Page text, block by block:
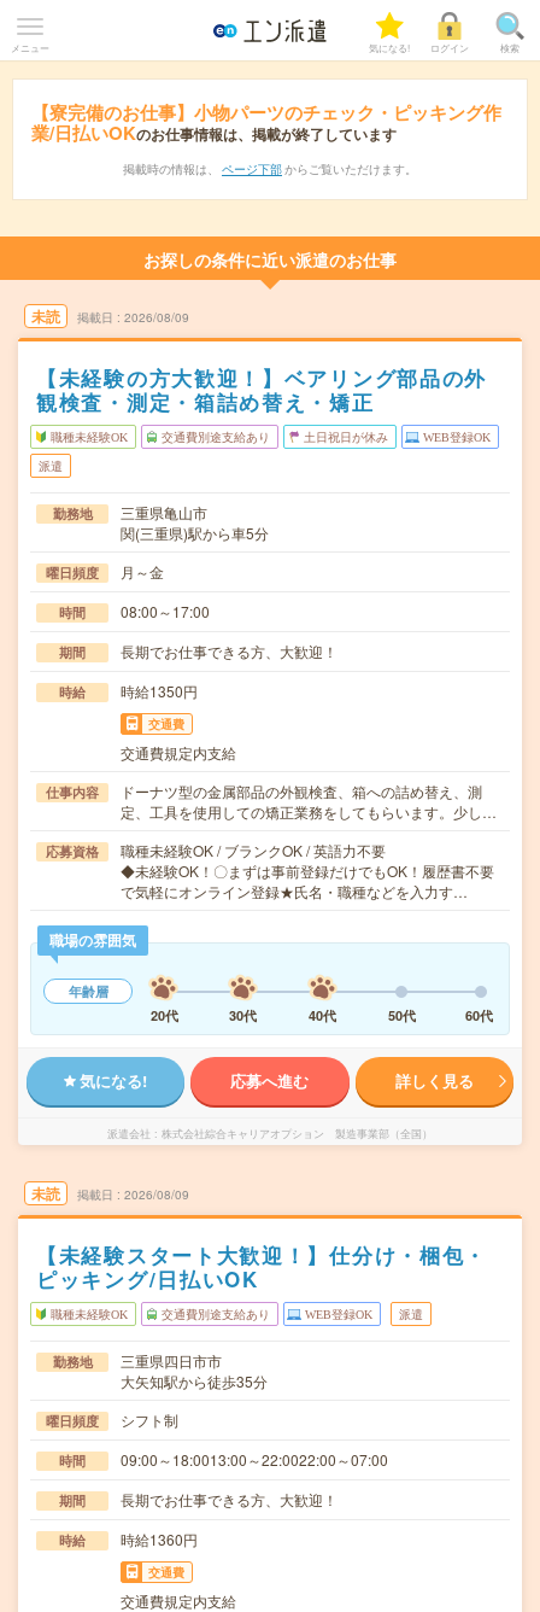
メニュー 気になる! ログイン 検索
【寮完備のお仕事】小物パーツのチェック・ピッキング作
業/日払いOKのお仕事情報は、掲載が終了しています
掲載時の情報は、 ページ下部 からご覧いただけます。
お探しの条件に近い派遣のお仕事
未読 掲載日 2026/08/09
【未経験の方大歓迎！】ベアリング部品の外
観検査・測定・箱詰め替え・矯正
職種未経験OK 交通費別途支給あり 土日祝日が休み WEB登録OK
派遣
勤務地
三重県亀山市
関(三重県)駅から車5分
曜日頻度 月～金
時間 08:00～17:00
期間 長期でお仕事できる方、大歓迎！
時給 時給1350円
交通費
交通費規定内支給
仕事内容
ドーナツ型の金属部品の外観検査、箱への詰め替え、測
定、工具を使用しての矯正業務をしてもらいます。少し…
応募資格
職種未経験OK / ブランクOK / 英語力不要
◆未経験OK！〇まずは事前登録だけでもOK！履歴書不要
で気軽にオンライン登録★氏名・職種などを入力す…
職場の雰囲気
年齢層
20代
30代 40代 50代 60代
気になる! 応募へ進む 詳しく見る
派遣会社 株式会社綜合キャリアオプション 製造事業部（全国）
未読 掲載日 2026/08/09
【未経験スタート大歓迎！】仕分け・梱包・
ピッキング/日払いOK
職種未経験OK 交通費別途支給あり WEB登録OK 派遣
勤務地
三重県四日市市
大矢知駅から徒歩35分
曜日頻度 シフト制
時間 09:00～18:0013:00～22:0022:00～07:00
期間 長期でお仕事できる方、大歓迎！
時給 時給1360円
交通費
交通費規定内支給